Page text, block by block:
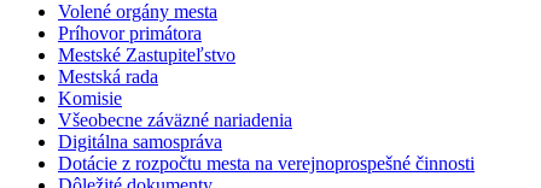
Volené orgány mesta
Príhovor primátora
Mestské Zastupiteľstvo
Mestská rada
Komisie
Všeobecne záväzné nariadenia
Digitálna samospráva
Dotácie z rozpočtu mesta na verejnoprospešné činnosti